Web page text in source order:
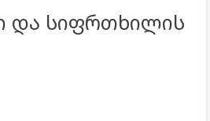
და სიფრთხილის